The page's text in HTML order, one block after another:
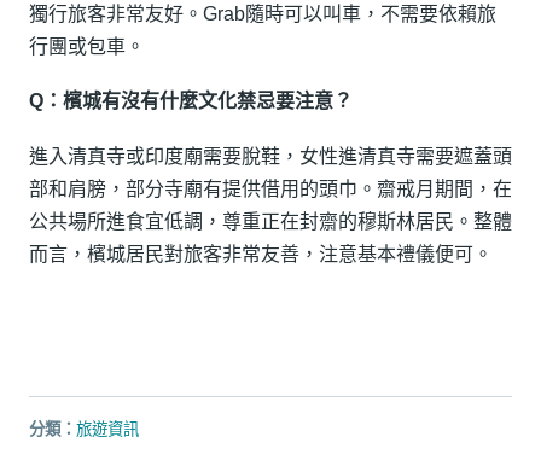
獨行旅客非常友好。Grab隨時可以叫車，不需要依賴旅
行團或包車。
Q：檳城有沒有什麼文化禁忌要注意？
進入清真寺或印度廟需要脫鞋，女性進清真寺需要遮蓋頭
部和肩膀，部分寺廟有提供借用的頭巾。齋戒月期間，在
公共場所進食宜低調，尊重正在封齋的穆斯林居民。整體
而言，檳城居民對旅客非常友善，注意基本禮儀便可。
分類： 旅遊資訊